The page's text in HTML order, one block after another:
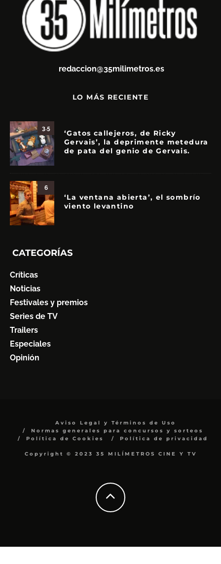
redaccion@35milimetros.es
LO MÁS RECIENTE
3.5
‘Gatos callejeros, de Ricky
Gervais’, la deprimente metedura
de pata del genio de Gervais.
6
‘La ventana abierta’, el sombrío
viento levantino
CATEGORÍAS
Críticas
Noticias
Festivales y premios
Series de TV
Trailers
Especiales
Opinión
Aviso Legal y Términos de Uso
Normas generales para concursos y sorteos
Política de Cookies
Política de privacidad
Copyright © 2023 35 MILÍMETROS CINE Y TV